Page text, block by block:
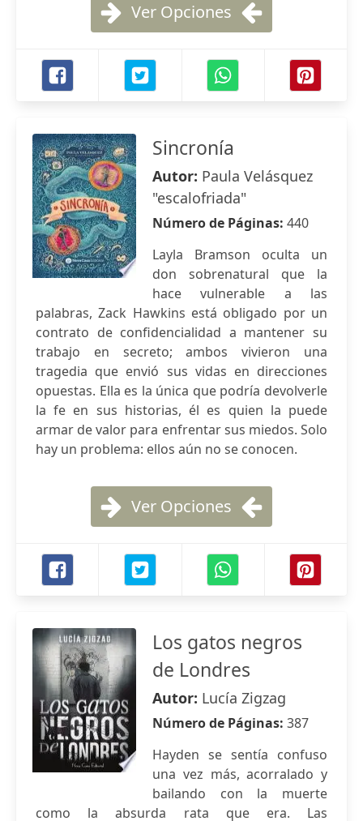
Ver Opciones
Sincronía
Autor: Paula Velásquez
"escalofriada"
Número de Páginas: 440
Layla Bramson oculta un
don sobrenatural que la
hace vulnerable a las
palabras, Zack Hawkins está obligado por un
contrato de confidencialidad a mantener su
trabajo en secreto; ambos vivieron una
tragedia que envió sus vidas en direcciones
opuestas. Ella es la única que podría devolverle
la fe en sus historias, él es quien la puede
armar de valor para enfrentar sus miedos. Solo
hay un problema: ellos aún no se conocen.
Ver Opciones
Los gatos negros
de Londres
Autor: Lucía Zigzag
Número de Páginas: 387
Hayden se sentía confuso
una vez más, acorralado y
bailando con la muerte
como la absurda rata que era. Las